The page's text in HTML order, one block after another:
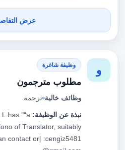
عرض
و وظيفة شاغرة
مطلوب مترجمون
وظائف خالية ترجمة
نبذة عن الوظيفة: "“a
of Translator, suitably
contact or| :cengiz5481